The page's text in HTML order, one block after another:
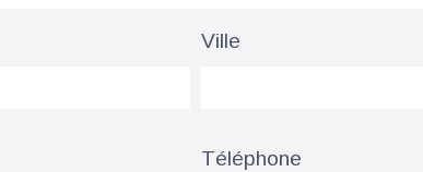
Ville
Téléphone